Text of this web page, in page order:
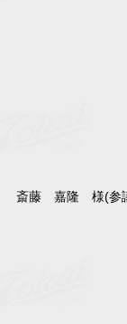
斎藤　嘉隆　様(参